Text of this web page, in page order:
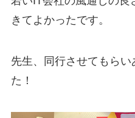
きてよかったです。
先生、同行させてもら
た！